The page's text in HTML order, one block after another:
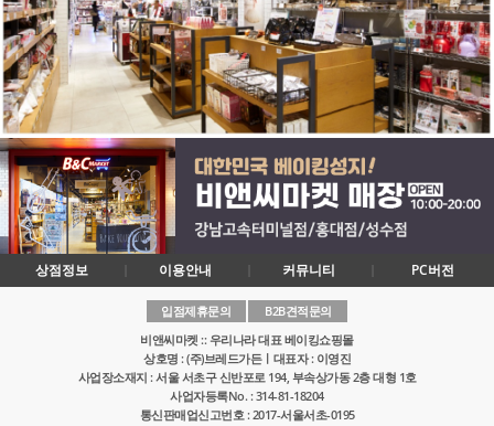
상점정보 이용안내 커뮤니티 PC버전
입점제휴문의
B2B견적문의
비앤씨마켓 :: 우리나라 대표 베이킹쇼핑몰
상호명 : (주)브레드가든ㅣ대표자 : 이영진
사업장소재지 : 서울 서초구 신반포로 194, 부속상가동 2층 대형 1호
사업자등록No. : 314-81-18204
통신판매업신고번호 : 2017-서울서초-0195